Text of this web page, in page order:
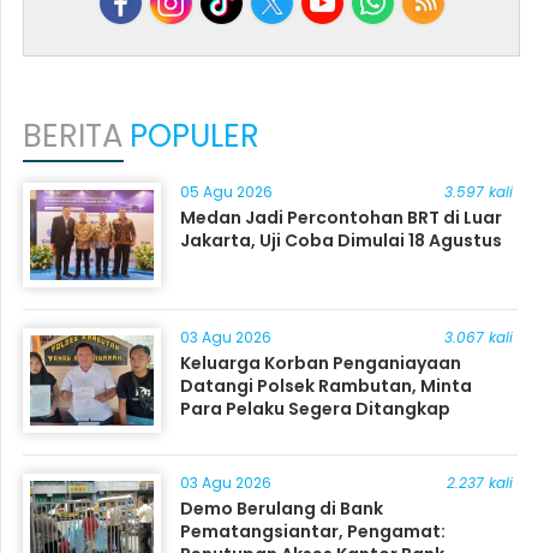
BERITA POPULER
05 Agu 2026 3.597 kali
Medan Jadi Percontohan BRT di Luar
Jakarta, Uji Coba Dimulai 18 Agustus
03 Agu 2026 3.067 kali
Keluarga Korban Penganiayaan
Datangi Polsek Rambutan, Minta
Para Pelaku Segera Ditangkap
03 Agu 2026 2.237 kali
Demo Berulang di Bank
Pematangsiantar, Pengamat: